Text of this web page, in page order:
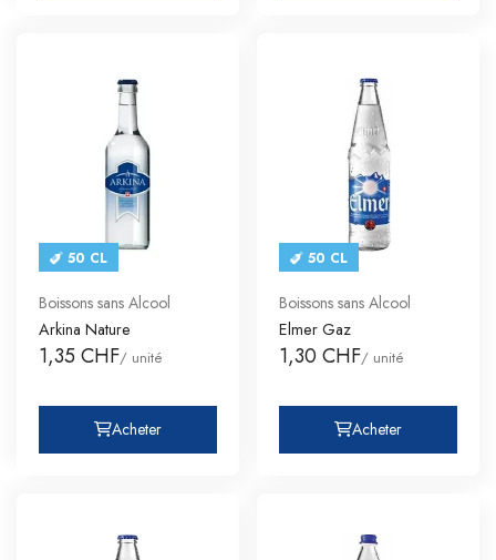
50 CL
Boissons sans Alcool
Arkina Nature
1,35 CHF/ unité
Acheter
50 CL
Boissons sans Alcool
Elmer Gaz
1,30 CHF/ unité
Acheter